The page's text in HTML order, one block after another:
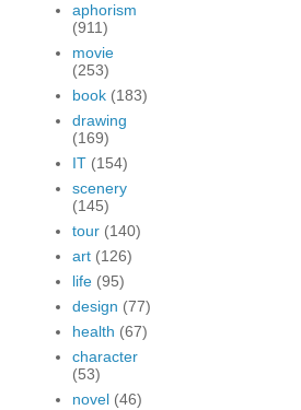
aphorism
(911)
movie
(253)
book (183)
drawing
(169)
IT (154)
scenery
(145)
tour (140)
art (126)
life (95)
design (77)
health (67)
character
(53)
novel (46)